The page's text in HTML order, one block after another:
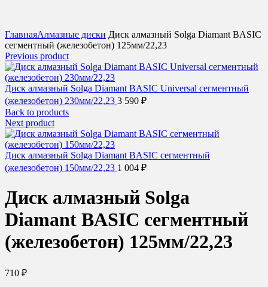
ГлавнаяАлмазные диски Диск алмазный Solga Diamant BASIC
сегментный (железобетон) 125мм/22,23
Previous product
Диск алмазный Solga Diamant BASIC Universal сегментный
(железобетон) 230мм/22,23 3 590 ₽
Back to products
Next product
Диск алмазный Solga Diamant BASIC сегментный
(железобетон) 150мм/22,23 1 004 ₽
Диск алмазный Solga
Diamant BASIC сегментный
(железобетон) 125мм/22,23
710 ₽